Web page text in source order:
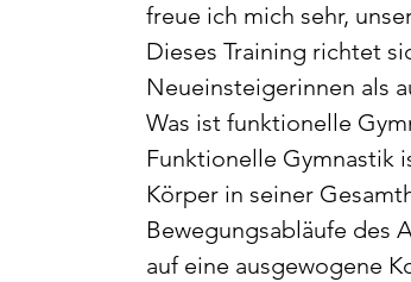
freue ich mich sehr,
Dieses Training richtet
Neueinsteigerinnen als
Was ist funktionelle
Funktionelle Gymnastik
Körper in seiner
Bewegungsabläufe des
auf eine ausgewogene